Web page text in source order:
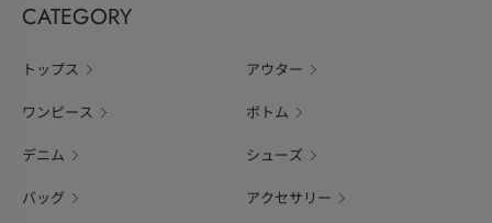
CATEGORY
トップス アウター
ワンピース ボトム
デニム シューズ
バッグ アクセサリー